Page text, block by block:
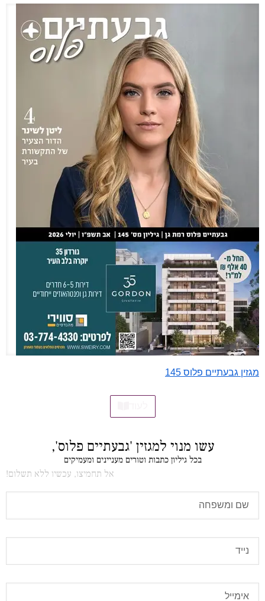
מגזין גבעתיים פלוס 145
עשו מנוי למגזין 'גבעתיים פלוס',
בכל גיליון כתבות וטורים מעניינים ומעמיקים
אל תחמיצו, עכשיו ללא תשלום!